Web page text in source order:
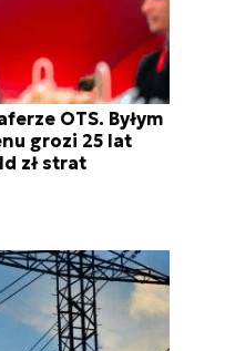
OTS. Byłym
grozi 25 lat
zł strat